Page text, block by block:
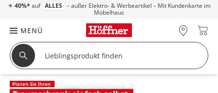
☀ 40%* auf ALLES – außer Elektro- & Werbeartikel – Mit Kundenkarte im
Möbelhaus
MENÜ